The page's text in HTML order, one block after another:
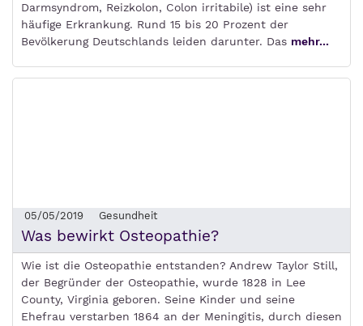
Darmsyndrom, Reizkolon, Colon irritabile) ist eine sehr
häufige Erkrankung. Rund 15 bis 20 Prozent der
Bevölkerung Deutschlands leiden darunter. Das mehr...
05/05/2019 Gesundheit
Was bewirkt Osteopathie?
Wie ist die Osteopathie entstanden? Andrew Taylor Still,
der Begründer der Osteopathie, wurde 1828 in Lee
County, Virginia geboren. Seine Kinder und seine
Ehefrau verstarben 1864 an der Meningitis, durch diesen